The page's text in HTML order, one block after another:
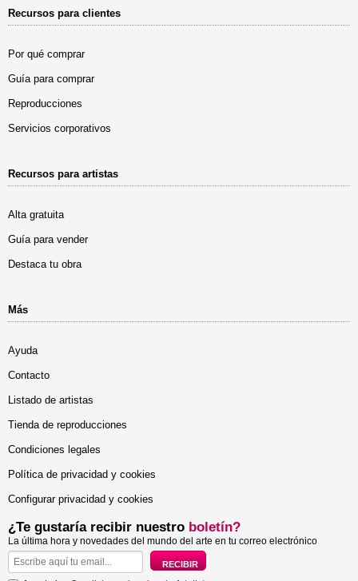
Recursos para clientes
Por qué comprar
Guía para comprar
Reproducciones
Servicios corporativos
Recursos para artistas
Alta gratuita
Guía para vender
Destaca tu obra
Más
Ayuda
Contacto
Listado de artistas
Tienda de reproducciones
Condiciones legales
Política de privacidad y cookies
Configurar privacidad y cookies
¿Te gustaría recibir nuestro boletín?
La última hora y novedades del mundo del arte en tu correo electrónico